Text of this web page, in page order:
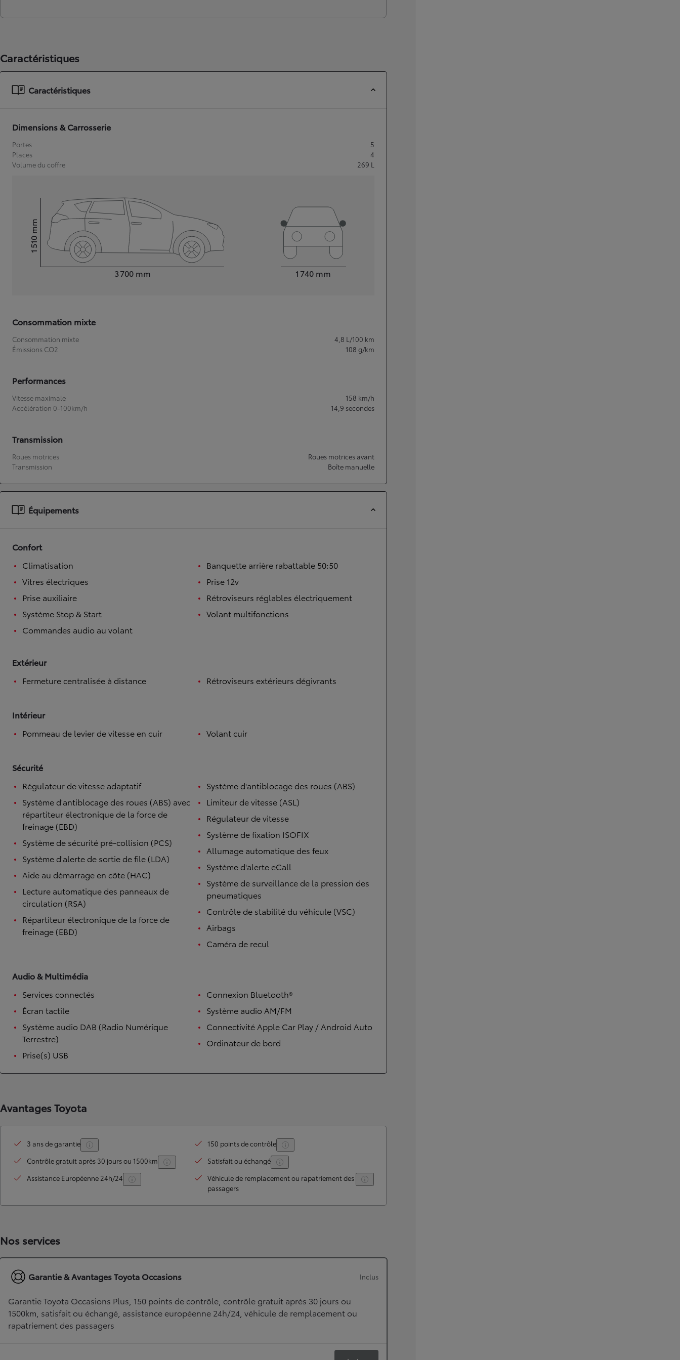
À partir de 19 700 €
Nouvelle Yaris Cross
HYBRIDE
TOYOTA C-HR
Disponible rapidement
Caractéristiques
Caractéristiques
Dimensions & Carrosserie
Portes
5
Places
4
Volume du coffre
269 L
3 700 mm
Hauteur1 510
mm
1 740 mm
Consommation mixte
Consommation mixte 4,8 L/100 km
Émissions CO2
108 g/km
Performances
Vitesse maximale 158 km/h
Accélération 0-100km/h
14,9 secondes
Transmission
Roues motrices
Roues motrices avant
Transmission
Boîte manuelle
Équipements
Confort
Climatisation
Vitres électriques
Prise auxiliaire
Système Stop & Start
Commandes audio au volant
Banquette arrière rabattable 50:50
Prise 12v
Rétroviseurs réglables électriquement
Volant multifonctions
Extérieur
Fermeture centralisée à distance
Rétroviseurs extérieurs dégivrants
Intérieur
Pommeau de levier de vitesse en cuir
Volant cuir
Sécurité
Régulateur de vitesse adaptatif
Système d'antiblocage des roues (ABS) avec
répartiteur électronique de la force de
freinage (EBD)
Système de sécurité pré-collision (PCS)
Système d'alerte de sortie de file (LDA)
Aide au démarrage en côte (HAC)
Lecture automatique des panneaux de
circulation (RSA)
Répartiteur électronique de la force de
freinage (EBD)
Système d'antiblocage des roues (ABS)
Limiteur de vitesse (ASL)
Régulateur de vitesse
Système de fixation ISOFIX
Allumage automatique des feux
Système d'alerte eCall
Système de surveillance de la pression des
pneumatiques
Contrôle de stabilité du véhicule (VSC)
Airbags
Caméra de recul
Audio & Multimédia
Services connectés
Écran tactile
Système audio DAB (Radio Numérique
Terrestre)
Prise(s) USB
Connexion Bluetooth®
Système audio AM/FM
Connectivité Apple Car Play / Android Auto
Ordinateur de bord
Avantages Toyota
3 ans de garantie
150 points de contrôle
Contrôle gratuit après 30 jours ou 1500km
Satisfait ou échangé
Assistance Européenne 24h/24
Véhicule de remplacement ou rapatriement des
passagers
Nos services
Garantie & Avantages Toyota Occasions Inclus
Garantie Toyota Occasions Plus, 150 points de contrôle, contrôle gratuit après 30 jours ou
1500km, satisfait ou échangé, assistance européenne 24h/24, véhicule de remplacement ou
rapatriement des passagers